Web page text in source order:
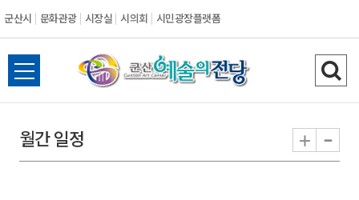
군산시 문화관광 시장실 시의회 시민광장플랫폼
군
산
전
체
뉴
열
검
색
기
월간 일정 + -